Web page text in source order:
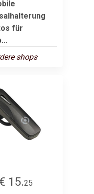
für
shops
€ 15.25